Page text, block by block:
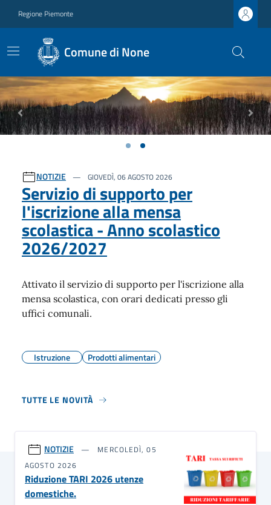
Regione Piemonte
Comune di None
Previous Next
Ultime notizie
NOTIZIE GIOVEDÌ, 06 AGOSTO 2026
Servizio di supporto per
l'iscrizione alla mensa
scolastica - Anno scolastico
2026/2027
Attivato il servizio di supporto per l'iscrizione alla
mensa scolastica, con orari dedicati presso gli
uffici comunali.
Istruzione Prodotti alimentari
TUTTE LE NOVITÀ
NOTIZIE
MERCOLEDÌ, 05
AGOSTO 2026
Riduzione TARI 2026 utenze
domestiche.